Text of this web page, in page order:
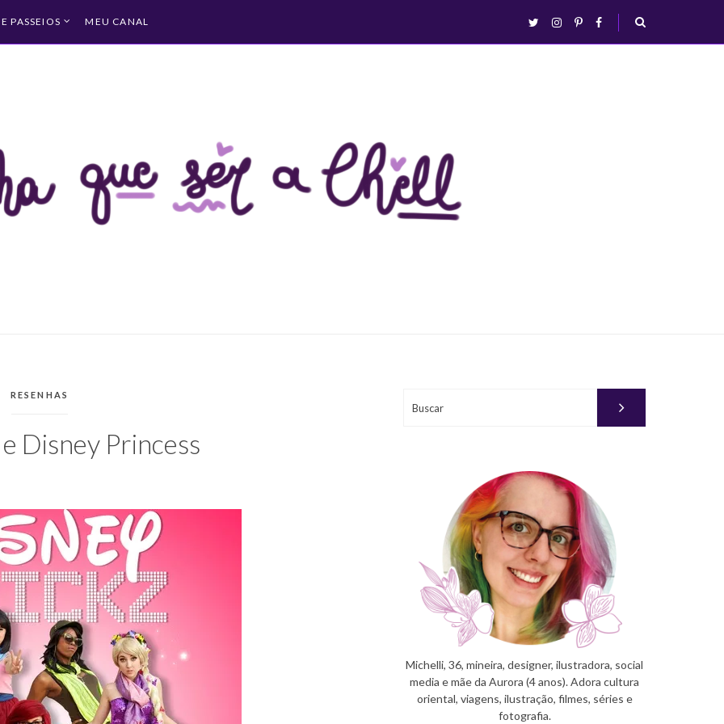
PASSEIOS MEU CANAL twitterinstagram
pinterestfacebook
busca
CATEGORIAS:
RESENHAS
Disney Princess
Michelli, 36, mineira, designer, ilustradora, social
media e mãe da Aurora (4 anos). Adora cultura
oriental, viagens, ilustração, filmes, séries e
fotografia.